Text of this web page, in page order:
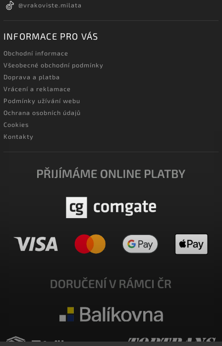
@vrakoviste.milata
INFORMACE PRO VÁS
Obchodní informace
Všeobecné obchodní podmínky
Doprava a platba
Vrácení a reklamace
Podmínky užívání webu
Ochrana osobních údajů
Cookies
Kontakty